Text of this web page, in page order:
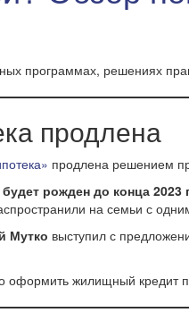
программах, решениях
продлена
продлена решением
рожден до конца 2023
на семьи с
Мутко выступил с
жилищный кредит